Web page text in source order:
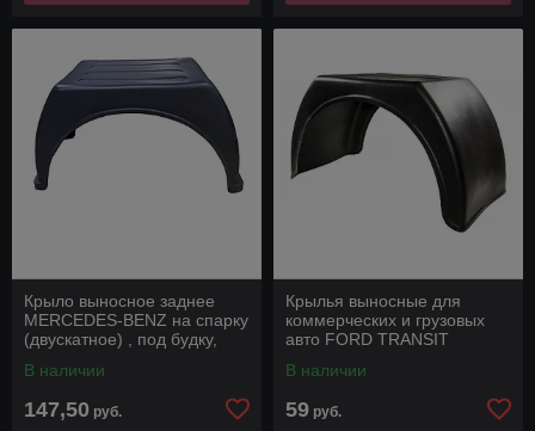
Крыло выносное заднее
MERCEDES-BENZ на спарку
(двускатное) , под будку,
В наличии
147,50 руб.
Крылья выносные для
коммерческих и грузовых
авто FORD TRANSIT
В наличии
59 руб.